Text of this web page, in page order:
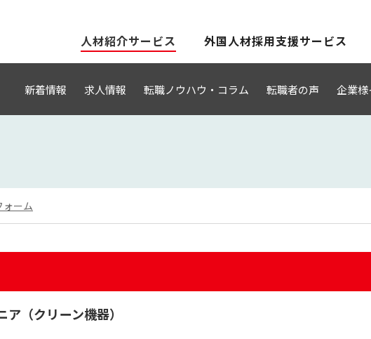
人材紹介サービス 外国人材採用支援サービス
新着情報 求人情報 転職ノウハウ・コラム 転職者の声 企業様
ォーム
（クリーン機器）